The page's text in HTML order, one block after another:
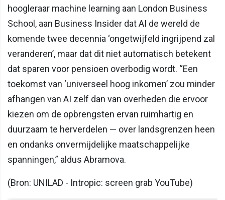
hoogleraar machine learning aan London Business
School, aan Business Insider dat AI de wereld de
komende twee decennia ‘ongetwijfeld ingrijpend zal
veranderen’, maar dat dit niet automatisch betekent
dat sparen voor pensioen overbodig wordt. “Een
toekomst van ‘universeel hoog inkomen’ zou minder
afhangen van AI zelf dan van overheden die ervoor
kiezen om de opbrengsten ervan ruimhartig en
duurzaam te herverdelen — over landsgrenzen heen
en ondanks onvermijdelijke maatschappelijke
spanningen,” aldus Abramova.
(Bron: UNILAD - Intropic: screen grab YouTube)